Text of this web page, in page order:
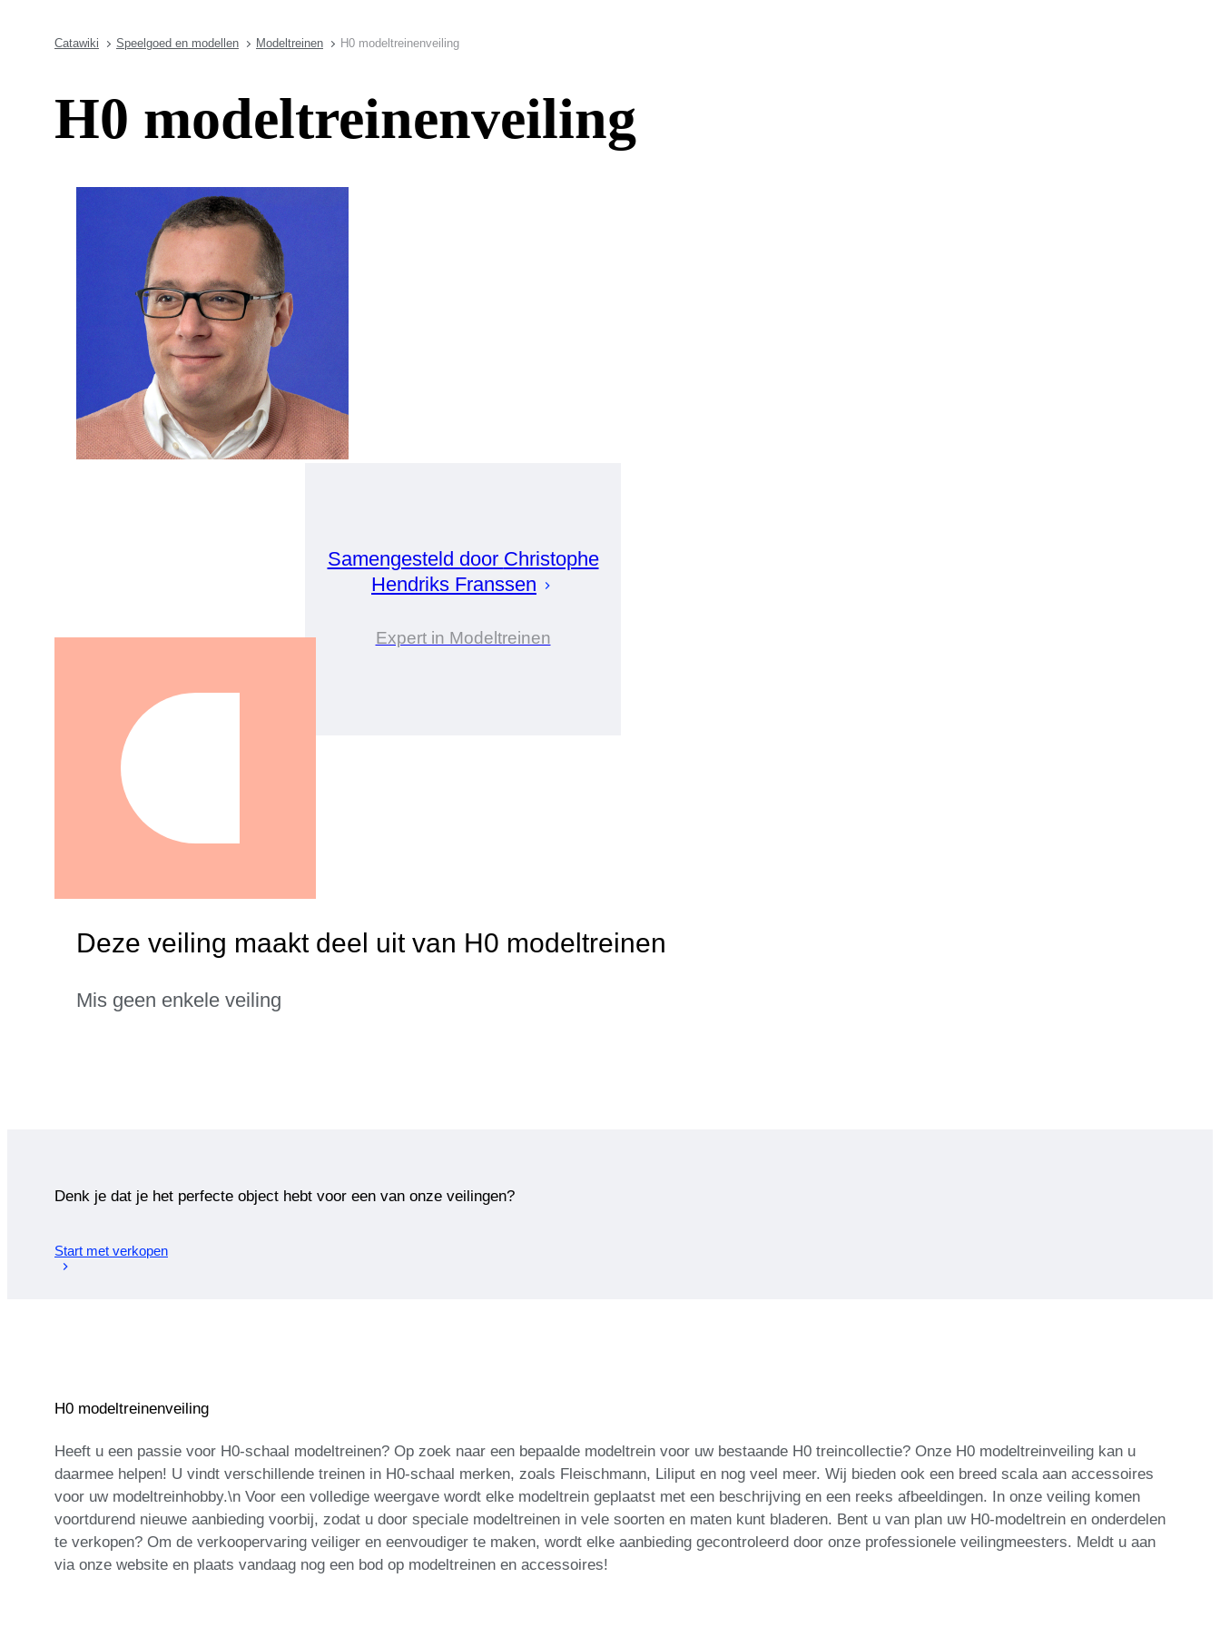
Catawiki Speelgoed en modellen Modeltreinen H0 modeltreinenveiling
H0 modeltreinenveiling
Samengesteld door Christophe
Hendriks Franssen
Expert in Modeltreinen
Deze veiling maakt deel uit van H0 modeltreinen
Mis geen enkele veiling
Denk je dat je het perfecte object hebt voor een van onze veilingen?
Start met verkopen
H0 modeltreinenveiling
Heeft u een passie voor H0-schaal modeltreinen? Op zoek naar een bepaalde modeltrein voor uw bestaande H0 treincollectie? Onze H0 modeltreinveiling kan u
daarmee helpen! U vindt verschillende treinen in H0-schaal merken, zoals Fleischmann, Liliput en nog veel meer. Wij bieden ook een breed scala aan accessoires
voor uw modeltreinhobby.\n Voor een volledige weergave wordt elke modeltrein geplaatst met een beschrijving en een reeks afbeeldingen. In onze veiling komen
voortdurend nieuwe aanbieding voorbij, zodat u door speciale modeltreinen in vele soorten en maten kunt bladeren. Bent u van plan uw H0-modeltrein en onderdelen
te verkopen? Om de verkoopervaring veiliger en eenvoudiger te maken, wordt elke aanbieding gecontroleerd door onze professionele veilingmeesters. Meldt u aan
via onze website en plaats vandaag nog een bod op modeltreinen en accessoires!